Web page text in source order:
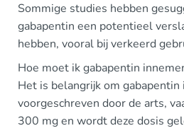
Sommige studies hebben
gabapentin een potentieel
hebben, vooral bij verkeerd
Hoe moet ik gabapentin
Het is belangrijk om gabapentin
voorgeschreven door de arts,
300 mg en wordt deze dosis